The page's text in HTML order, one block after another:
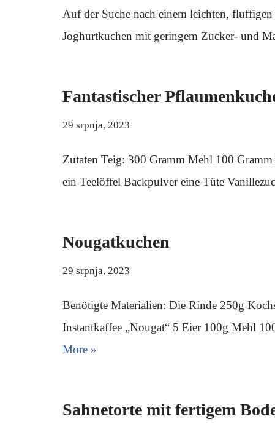
Auf der Suche nach einem leichten,
Joghurtkuchen mit geringem Zucker- und
Fantastischer
29 srpnja, 2023
Zutaten Teig: 300 Gramm Mehl 100
ein Teelöffel Backpulver eine Tüte
Nougatkuchen
29 srpnja, 2023
Benötigte Materialien: Die Rinde 250g
Instantkaffee „Nougat“ 5 Eier 100g Mehl
More »
Sahnetorte mit fertigem